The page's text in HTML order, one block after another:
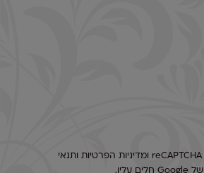
מדיניות הפרטיותו תנאי
של Google חלים עליו.